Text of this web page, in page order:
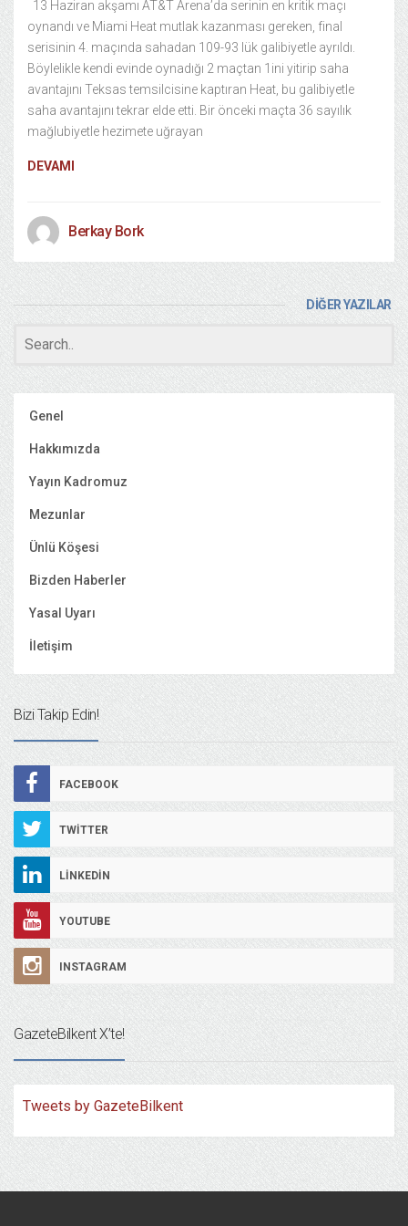
13 Haziran akşamı AT&T Arena’da serinin en kritik maçı
oynandı ve Miami Heat mutlak kazanması gereken, final
serisinin 4. maçında sahadan 109-93 lük galibiyetle ayrıldı.
Böylelikle kendi evinde oynadığı 2 maçtan 1ini yitirip saha
avantajını Teksas temsilcisine kaptıran Heat, bu galibiyetle
saha avantajını tekrar elde etti. Bir önceki maçta 36 sayılık
mağlubiyetle hezimete uğrayan
DEVAMI
Berkay Bork
DİĞER YAZILAR
Genel
Hakkımızda
Yayın Kadromuz
Mezunlar
Ünlü Köşesi
Bizden Haberler
Yasal Uyarı
İletişim
Bizi Takip Edin!
FACEBOOK
TWITTER
LINKEDIN
YOUTUBE
INSTAGRAM
GazeteBilkent X’te!
Tweets by GazeteBilkent